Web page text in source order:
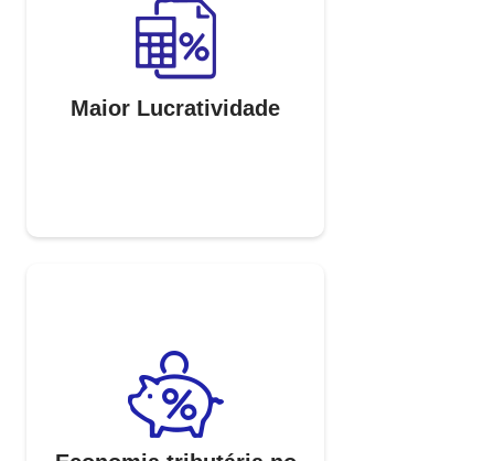
Maior Lucratividade